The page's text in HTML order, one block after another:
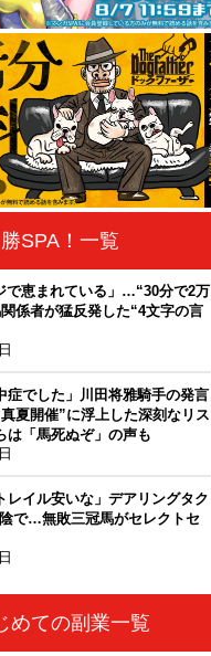
勝SPA！一覧
で恵まれている」…“30分で2万
係者が猛反発した“4文字の言
症でした」川田将雅騎手の発言
夏開催”に浮上した深刻なリス
は「馬死ぬぞ」の声も
レイル安いな」デアリングタク
で…無敗三冠馬がセレクトセ
めての副業一覧